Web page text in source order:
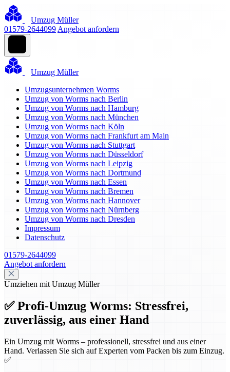
Umzug Müller
01579-2644099 Angebot anfordern
Umzug Müller
Umzugsunternehmen Worms
Umzug von Worms nach Berlin
Umzug von Worms nach Hamburg
Umzug von Worms nach München
Umzug von Worms nach Köln
Umzug von Worms nach Frankfurt am Main
Umzug von Worms nach Stuttgart
Umzug von Worms nach Düsseldorf
Umzug von Worms nach Leipzig
Umzug von Worms nach Dortmund
Umzug von Worms nach Essen
Umzug von Worms nach Bremen
Umzug von Worms nach Hannover
Umzug von Worms nach Nürnberg
Umzug von Worms nach Dresden
Impressum
Datenschutz
01579-2644099
Angebot anfordern
Umziehen mit Umzug Müller
✅ Profi-Umzug Worms: Stressfrei,
zuverlässig, aus einer Hand
Ein Umzug mit Worms – professionell, stressfrei und aus einer
Hand. Verlassen Sie sich auf Experten vom Packen bis zum Einzug.
✅